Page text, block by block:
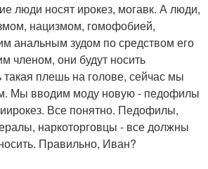
люди носят ирокез, могавк. А люди,
нацизмом, гомофобией,
анальным зудом по средством его
членом, они будут носить
такая плешь на голове, сейчас мы
Мы вводим моду новую - педофилы
Все понятно. Педофилы,
наркоторговцы - все должны
Правильно, Иван?